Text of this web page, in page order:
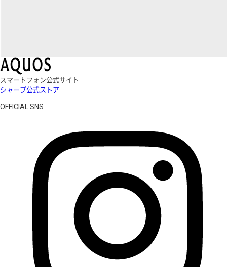
スマートフォン公式サイト
シャープ公式ストア
OFFICIAL SNS